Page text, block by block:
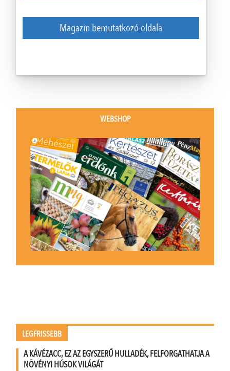
Magazin bemutatkozó oldala
WEBSHOP
LEGFRISSEBB
A KÁVÉZACC, EZ AZ EGYSZERŰ HULLADÉK, FELFORGATHATJA A
NÖVÉNYI HÚSOK VILÁGÁT